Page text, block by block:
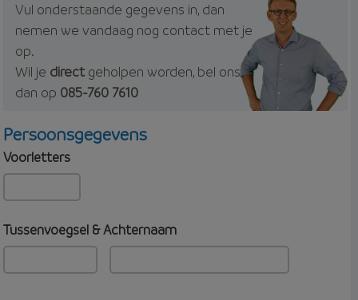
Vul onderstaande gegevens in, dan
nemen we vandaag nog contact met je
op.
Wil je directgeholpen worden, bel ons
dan op 085-760 7610
Persoonsgegevens
Voorletters
Tussenvoegsel & Achternaam